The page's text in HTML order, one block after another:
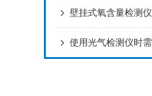
壁挂式氧含量检测仪